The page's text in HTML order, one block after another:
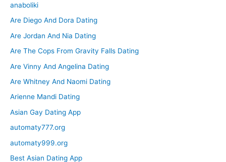
anaboliki
Are Diego And Dora Dating
Are Jordan And Nia Dating
Are The Cops From Gravity Falls Dating
Are Vinny And Angelina Dating
Are Whitney And Naomi Dating
Arienne Mandi Dating
Asian Gay Dating App
automaty777.org
automaty999.org
Best Asian Dating App